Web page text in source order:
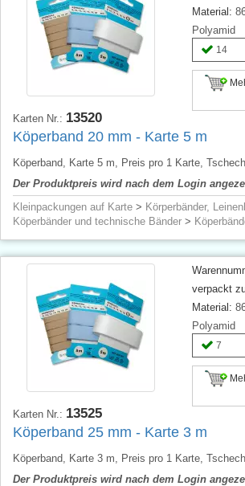
Material:
Polyamid
14
Karten Nr.: 13520
Köperband 20 mm - Karte 5 m
Köperband, Karte 5 m, Preis pro 1 Karte,
Der Produktpreis wird nach dem Login
Kleinpackungen auf Karte > Körperbänder,
Köperbänder und technische Bänder >
verpackt
Material:
Polyamid
7
Karten Nr.: 13525
Köperband 25 mm - Karte 3 m
Köperband, Karte 3 m, Preis pro 1 Karte,
Der Produktpreis wird nach dem Login